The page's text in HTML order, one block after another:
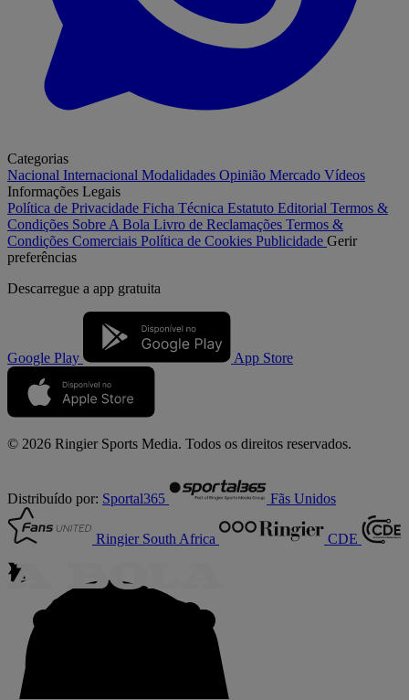
Categorias
Nacional Internacional Modalidades Opinião Mercado Vídeos
Informações Legais
Política de Privacidade Ficha Técnica Estatuto Editorial Termos &
Condições Sobre A Bola Livro de Reclamações Termos &
Condições Comerciais Política de Cookies Publicidade Gerir
preferências
Descarregue a app gratuita
Google Play App Store
© 2026 Ringier Sports Media. Todos os direitos reservados.
Distribuído por: Sportal365 Fãs Unidos
Ringier South Africa CDE